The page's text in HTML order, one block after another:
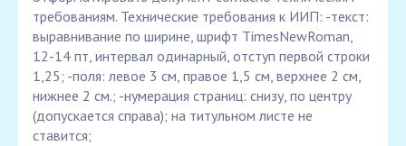
требованиям. Технические требования к ИИП: -текст:
выравнивание по ширине, шрифт TimesNewRoman,
12-14 пт, интервал одинарный, отступ первой строки
1,25; -поля: левое 3 см, правое 1,5 см, верхнее 2 см,
нижнее 2 см.; -нумерация страниц: снизу, по центру
(допускается справа); на титульном листе не
ставится;